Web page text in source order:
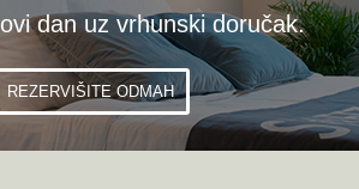
dan uz vrhunski doručak.
REZERVIŠITE ODMAH